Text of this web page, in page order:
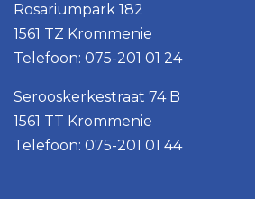
Rosariumpark 182
1561 TZ Krommenie
Telefoon: 075-201 01 24
Serooskerkestraat 74 B
1561 TT Krommenie
Telefoon: 075-201 01 44